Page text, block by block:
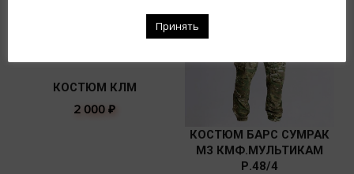
КОСТЮМ КЛМ
2 000 ₽
КОСТЮМ БАРС СУМРАК
М3 КМФ.МУЛЬТИКАМ
Р.48/4
Принять